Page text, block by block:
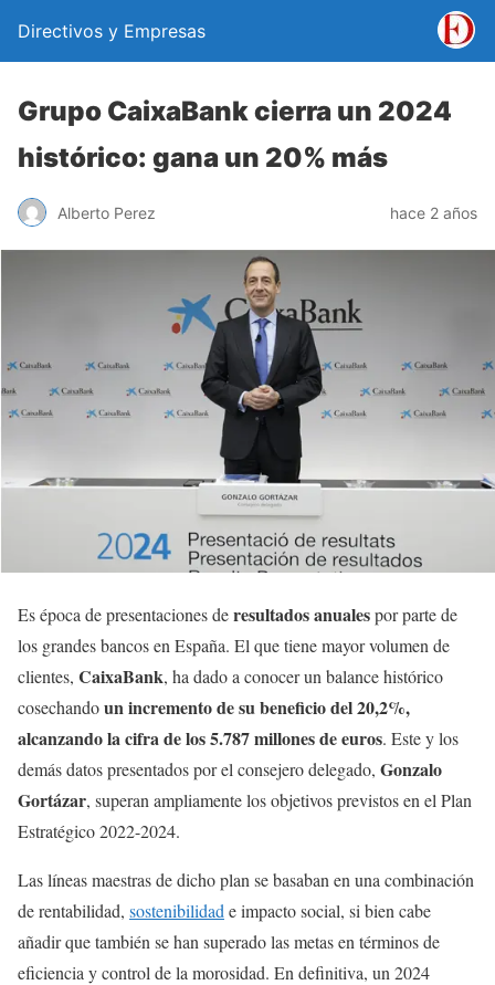
Directivos y Empresas
Grupo CaixaBank cierra un 2024
histórico: gana un 20% más
Alberto Perez hace 2 años
Es época de presentaciones deresultados anualespor parte de
los grandes bancos en España. El que tiene mayor volumen de
clientes, CaixaBank, ha dado a conocer un balance histórico
cosechandoun incremento de su beneficio del 20,2%,
alcanzando la cifra de los 5.787 millones de euros. Este y los
demás datos presentados por el consejero delegado, Gonzalo
Gortázar, superan ampliamente los objetivos previstos en el Plan
Estratégico 2022-2024.
Las líneas maestras de dicho plan se basaban en una combinación
de rentabilidad, sostenibilidad e impacto social, si bien cabe
añadir que también se han superado las metas en términos de
eficiencia y control de la morosidad. En definitiva, un 2024